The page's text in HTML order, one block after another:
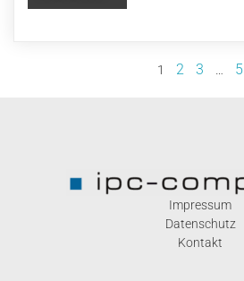
1 2 3 5
Impressum
Datenschutz
Kontakt